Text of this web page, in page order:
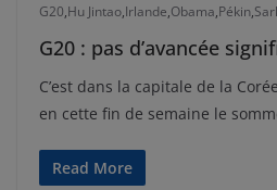
G20,Hu Jintao,Irlande,Obama,Pékin,
G20 : pas d’avancée
C’est dans la capitale de la
en cette fin de semaine le
Read More